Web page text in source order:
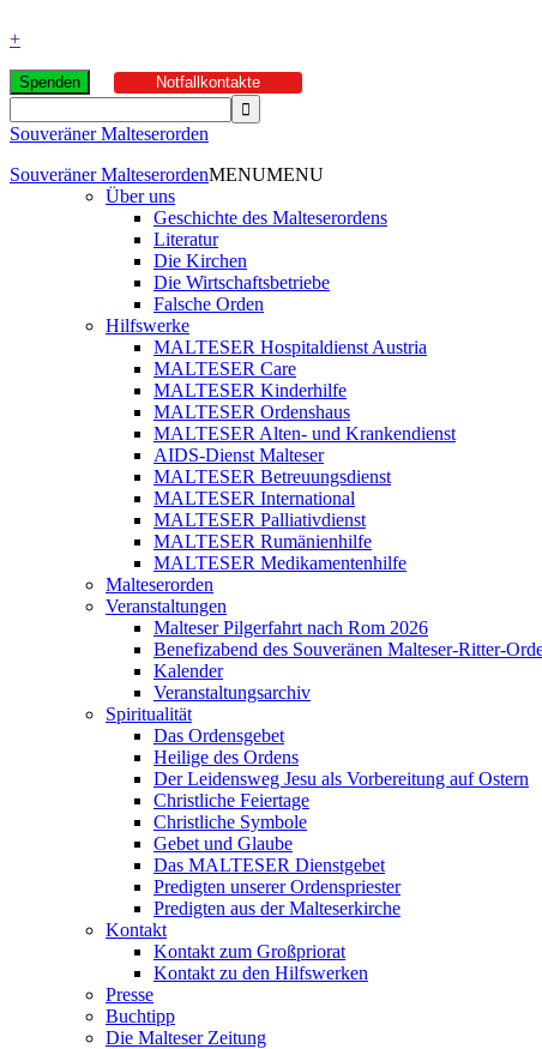
+
Spenden Notfallkontakte
Souveräner Malteserorden
Souveräner MalteserordenMENUMENU
Über uns
Geschichte des Malteserordens
Literatur
Die Kirchen
Die Wirtschaftsbetriebe
Falsche Orden
Hilfswerke
MALTESER Hospitaldienst Austria
MALTESER Care
MALTESER Kinderhilfe
MALTESER Ordenshaus
MALTESER Alten- und Krankendienst
AIDS-Dienst Malteser
MALTESER Betreuungsdienst
MALTESER International
MALTESER Palliativdienst
MALTESER Rumänienhilfe
MALTESER Medikamentenhilfe
Malteserorden
Veranstaltungen
Malteser Pilgerfahrt nach Rom 2026
Benefizabend des Souveränen Malteser-Ritter-
Kalender
Veranstaltungsarchiv
Spiritualität
Das Ordensgebet
Heilige des Ordens
Der Leidensweg Jesu als Vorbereitung auf Ostern
Christliche Feiertage
Christliche Symbole
Gebet und Glaube
Das MALTESER Dienstgebet
Predigten unserer Ordenspriester
Predigten aus der Malteserkirche
Kontakt
Kontakt zum Großpriorat
Kontakt zu den Hilfswerken
Presse
Buchtipp
Die Malteser Zeitung